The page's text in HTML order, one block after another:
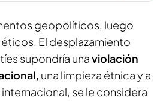
geopolíticos, luego
El desplazamiento
supondría unaviolación
una limpieza étnica y a
se le considera